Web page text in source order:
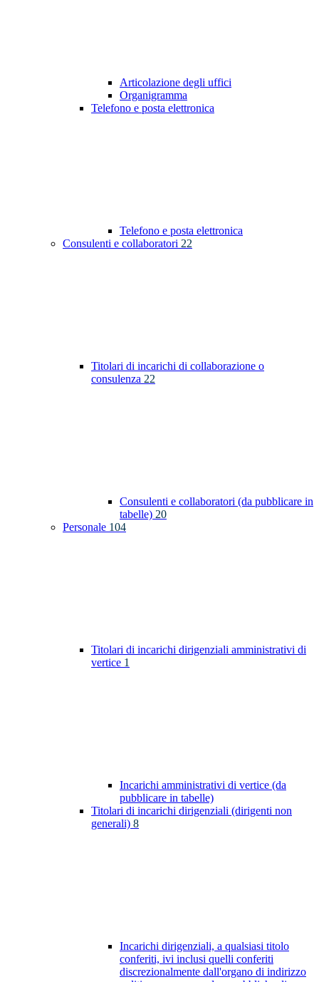
Articolazione degli uffici
Organigramma
Telefono e posta elettronica
Telefono e posta elettronica
Consulenti e collaboratori 22
Titolari di incarichi di collaborazione o
consulenza 22
Consulenti e collaboratori (da pubblicare in
tabelle) 20
Personale 104
Titolari di incarichi dirigenziali amministrativi di
vertice 1
Incarichi amministrativi di vertice (da
pubblicare in tabelle)
Titolari di incarichi dirigenziali (dirigenti non
generali) 8
Incarichi dirigenziali, a qualsiasi titolo
conferiti, ivi inclusi quelli conferiti
discrezionalmente dall'organo di indirizzo